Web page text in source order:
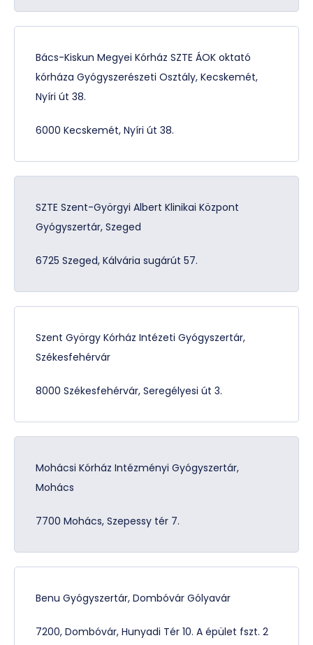
Bács-Kiskun Megyei Kórház SZTE ÁOK oktató
kórháza Gyógyszerészeti Osztály, Kecskemét,
Nyíri út 38.
6000 Kecskemét, Nyíri út 38.
SZTE Szent-Györgyi Albert Klinikai Központ
Gyógyszertár, Szeged
6725 Szeged, Kálvária sugárút 57.
Szent György Kórház Intézeti Gyógyszertár,
Székesfehérvár
8000 Székesfehérvár, Seregélyesi út 3.
Mohácsi Kórház Intézményi Gyógyszertár,
Mohács
7700 Mohács, Szepessy tér 7.
Benu Gyógyszertár, Dombóvár Gólyavár
7200, Dombóvár, Hunyadi Tér 10. A épület fszt. 2